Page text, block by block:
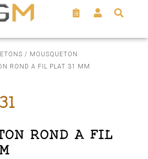
/ MOUSQUETON
ROND A FIL PLAT 31 MM
ROND A FIL